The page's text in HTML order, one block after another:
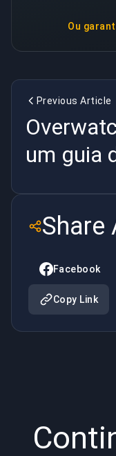
Ou
Previous Article
um guia
para
Winston
Share
Facebook
Copy Link